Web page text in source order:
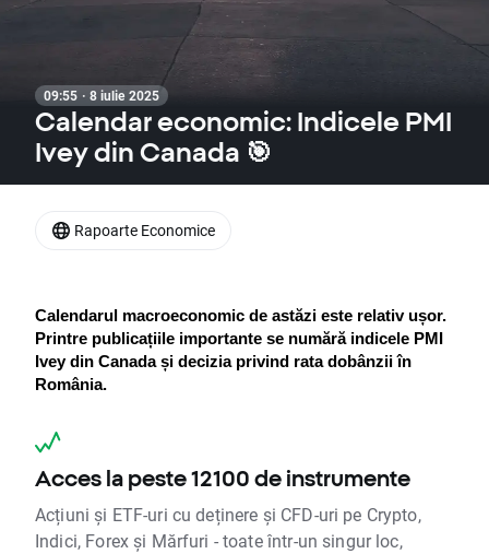
09:55 · 8 iulie 2025
Calendar economic: Indicele PMI
Ivey din Canada 🎯
Calendarul macroeconomic de astăzi este relativ ușor.
Printre publicațiile importante se numără indicele PMI
Ivey din Canada și decizia privind rata dobânzii în
România.
Acces la peste 12100 de instrumente
Acțiuni și ETF-uri cu deținere și CFD-uri pe Crypto,
Indici, Forex și Mărfuri - toate într-un singur loc,
Rapoarte Economice